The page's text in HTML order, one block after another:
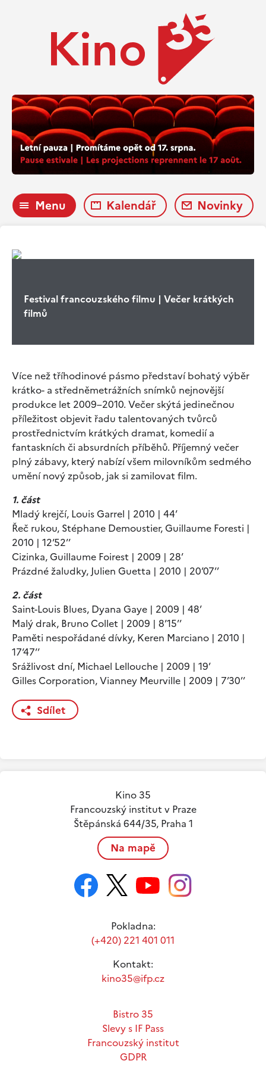
Menu Kalendář Novinky
Festival francouzského filmu | Večer krátkých
filmů
Více než tříhodinové pásmo představí bohatý výběr
krátko- a středněmetrážních snímků nejnovější
produkce let 2009–2010. Večer skýtá jedinečnou
příležitost objevit řadu talentovaných tvůrců
prostřednictvím krátkých dramat, komedií a
fantaskních či absurdních příběhů. Příjemný večer
plný zábavy, který nabízí všem milovníkům sedmého
umění nový způsob, jak si zamilovat film.
1. část
Mladý krejčí, Louis Garrel | 2010 | 44’
Řeč rukou, Stéphane Demoustier, Guillaume Foresti |
2010 | 12’52’’
Cizinka, Guillaume Foirest | 2009 | 28’
Prázdné žaludky, Julien Guetta | 2010 | 20’07’’
2. část
Saint-Louis Blues, Dyana Gaye | 2009 | 48’
Malý drak, Bruno Collet | 2009 | 8’15’’
Paměti nespořádané dívky, Keren Marciano | 2010 |
17’47’’
Srážlivost dní, Michael Lellouche | 2009 | 19’
Gilles Corporation, Vianney Meurville | 2009 | 7’30’’
Sdílet
Kino 35
Francouzský institut v Praze
Štěpánská 644/35, Praha 1
Na mapě
Pokladna:
(+420) 221 401 011
Kontakt:
kino35@ifp.cz
Bistro 35
Slevy s IF Pass
Francouzský institut
GDPR